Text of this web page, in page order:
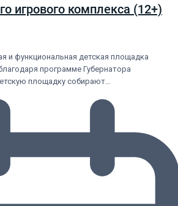
игрового комплекса (12+)
и функциональная детская площадка
программе Губернатора
площадку собирают…